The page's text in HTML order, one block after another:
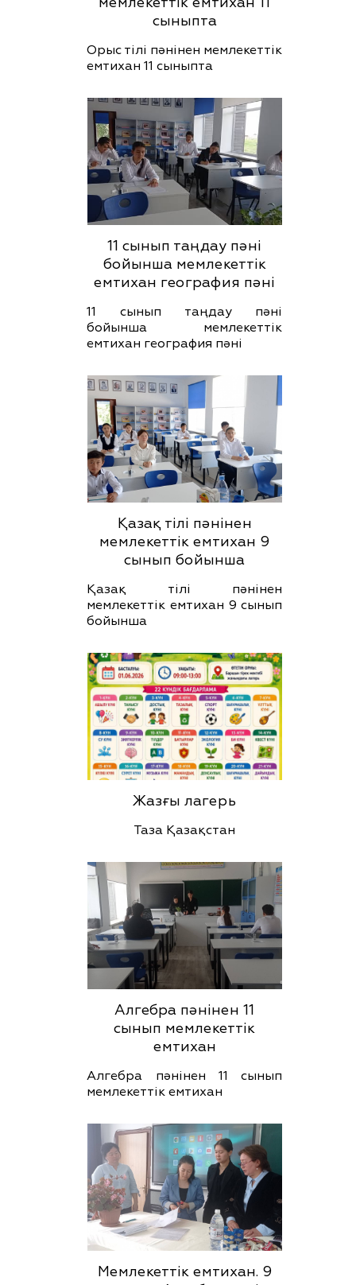
сыныпта
Орыс тілі пәнінен мемлекеттік
емтихан 11 сыныпта
11 сынып таңдау пәні
бойынша мемлекеттік
емтихан география пәні
11 сынып таңдау пәні
бойынша мемлекеттік
емтихан география пәні
Қазақ тілі пәнінен
мемлекеттік емтихан 9
сынып бойынша
Қазақ тілі пәнінен
мемлекеттік емтихан 9 сынып
бойынша
Жазғы лагерь
Таза Қазақстан
Алгебра пәнінен 11
сынып мемлекеттік
емтихан
Алгебра пәнінен 11 сынып
мемлекеттік емтихан
Мемлекеттік емтихан. 9